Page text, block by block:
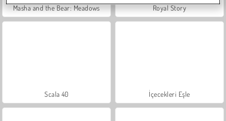
Masha and the Bear: Meadows Royal Story
Scala 40 İçecekleri Eşle